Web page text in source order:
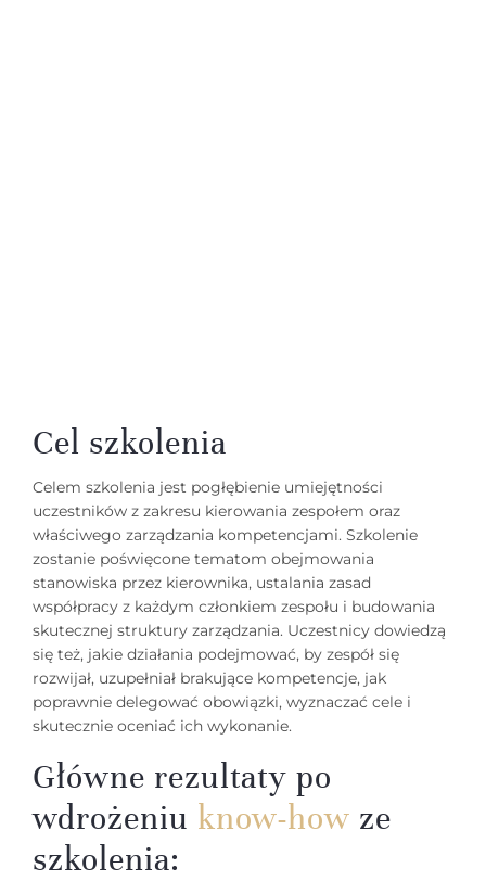
Cel szkolenia
Celem szkolenia jest pogłębienie umiejętności
uczestników z zakresu kierowania zespołem oraz
właściwego zarządzania kompetencjami. Szkolenie
zostanie poświęcone tematom obejmowania
stanowiska przez kierownika, ustalania zasad
współpracy z każdym członkiem zespołu i budowania
skutecznej struktury zarządzania. Uczestnicy dowiedzą
się też, jakie działania podejmować, by zespół się
rozwijał, uzupełniał brakujące kompetencje, jak
poprawnie delegować obowiązki, wyznaczać cele i
skutecznie oceniać ich wykonanie.
Główne rezultaty po
wdrożeniu know-how ze
szkolenia: